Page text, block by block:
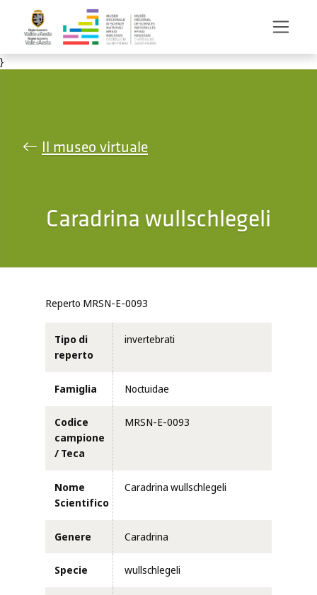
Salta al contenuto principale
}
Il museo virtuale
Caradrina wullschlegeli
Reperto MRSN-E-0093
Tipo di
reperto
invertebrati
Famiglia Noctuidae
Codice
campione
/ Teca
MRSN-E-0093
Nome
Scientifico
Caradrina wullschlegeli
Genere Caradrina
Specie wullschlegeli